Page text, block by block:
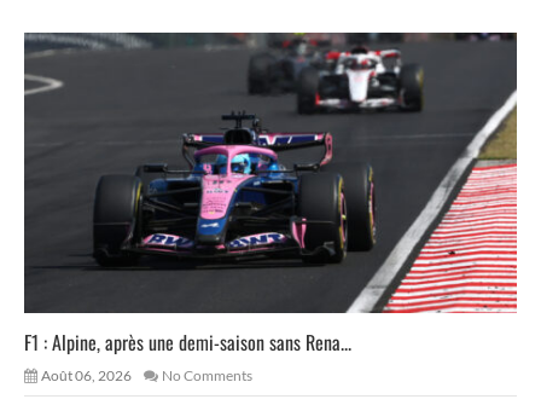
F1 : Alpine, après une demi-saison sans Rena...
Août 06, 2026 No Comments